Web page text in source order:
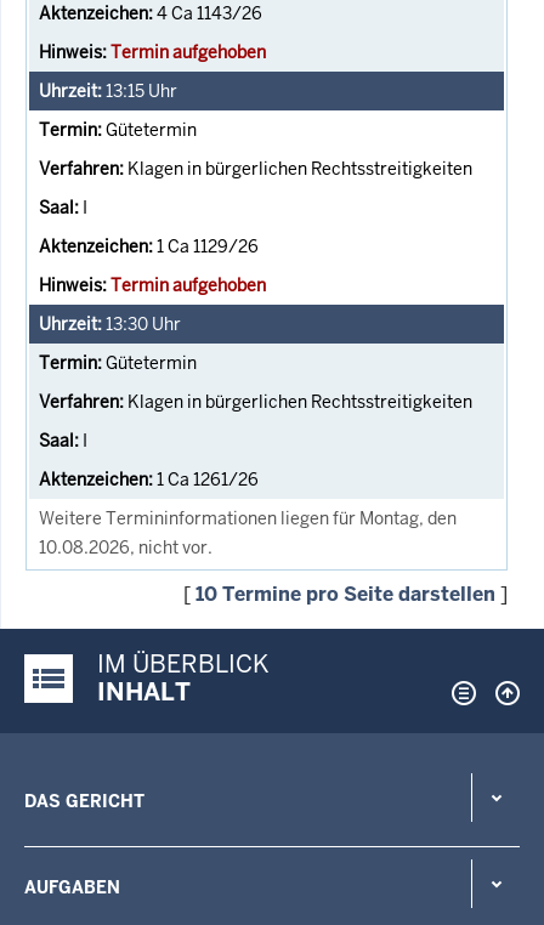
4 Ca 1143/26
Termin aufgehoben
13:15 Uhr
Gütetermin
Klagen in bürgerlichen Rechtsstreitigkeiten
I
1 Ca 1129/26
Termin aufgehoben
13:30 Uhr
Gütetermin
Klagen in bürgerlichen Rechtsstreitigkeiten
I
1 Ca 1261/26
Weitere Termininformationen liegen für Montag, den
10.08.2026, nicht vor.
[10 Termine pro Seite darstellen ]
Justiz-Portal im Überblick:
IM ÜBERBLICK
INHALT
DAS GERICHT
AUFGABEN